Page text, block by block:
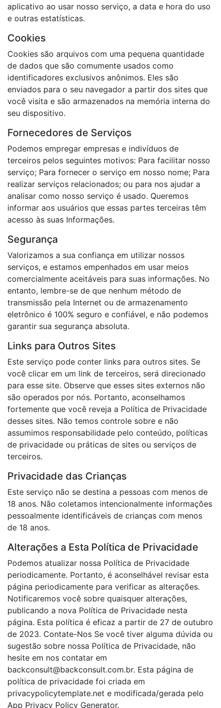
aplicativo ao usar nosso serviço, a data e hora do uso
e outras estatísticas.
Cookies
Cookies são arquivos com uma pequena quantidade
de dados que são comumente usados como
identificadores exclusivos anônimos. Eles são
enviados para o seu navegador a partir dos sites que
você visita e são armazenados na memória interna do
seu dispositivo.
Fornecedores de Serviços
Podemos empregar empresas e indivíduos de
terceiros pelos seguintes motivos: Para facilitar nosso
serviço; Para fornecer o serviço em nosso nome; Para
realizar serviços relacionados; ou para nos ajudar a
analisar como nosso serviço é usado. Queremos
informar aos usuários que essas partes terceiras têm
acesso às suas Informações.
Segurança
Valorizamos a sua confiança em utilizar nossos
serviços, e estamos empenhados em usar meios
comercialmente aceitáveis para suas informações. No
entanto, lembre-se de que nenhum método de
transmissão pela Internet ou de armazenamento
eletrônico é 100% seguro e confiável, e não podemos
garantir sua segurança absoluta.
Links para Outros Sites
Este serviço pode conter links para outros sites. Se
você clicar em um link de terceiros, será direcionado
para esse site. Observe que esses sites externos não
são operados por nós. Portanto, aconselhamos
fortemente que você reveja a Política de Privacidade
desses sites. Não temos controle sobre e não
assumimos responsabilidade pelo conteúdo, políticas
de privacidade ou práticas de sites ou serviços de
terceiros.
Privacidade das Crianças
Este serviço não se destina a pessoas com menos de
18 anos. Não coletamos intencionalmente informações
pessoalmente identificáveis de crianças com menos
de 18 anos.
Alterações a Esta Política de Privacidade
Podemos atualizar nossa Política de Privacidade
periodicamente. Portanto, é aconselhável revisar esta
página periodicamente para verificar as alterações.
Notificaremos você sobre quaisquer alterações,
publicando a nova Política de Privacidade nesta
página. Esta política é eficaz a partir de 27 de outubro
de 2023. Contate-Nos Se você tiver alguma dúvida ou
sugestão sobre nossa Política de Privacidade, não
hesite em nos contatar em
backconsult@backconsult.com.br. Esta página de
política de privacidade foi criada em
privacypolicytemplate.net e modificada/gerada pelo
App Privacy Policy Generator.